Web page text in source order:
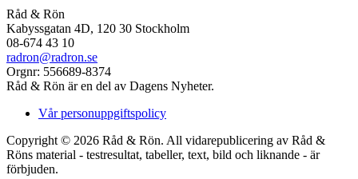
Råd & Rön
Kabyssgatan 4D, 120 30 Stockholm
08-674 43 10
radron@radron.se
Orgnr: 556689-8374
Råd & Rön är en del av Dagens Nyheter.
Vår personuppgiftspolicy
Copyright © 2026 Råd & Rön. All vidarepublicering av Råd &
Röns material - testresultat, tabeller, text, bild och liknande - är
förbjuden.